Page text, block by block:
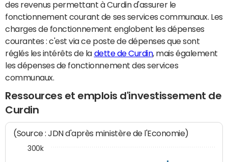
des revenus permettant à Curdin d'assurer le
fonctionnement courant de ses services communaux. Les
charges de fonctionnement englobent les dépenses
courantes : c'est via ce poste de dépenses que sont
réglés les intérêts de la dette de Curdin, mais également
les dépenses de fonctionnement des services
communaux.
Ressources et emplois d'investissement de
Curdin
(Source : JDN d'après ministère de l'Economie)
300k